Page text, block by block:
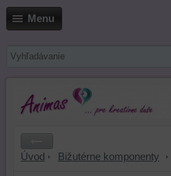
Menu
Úvod Bižutérne komponenty